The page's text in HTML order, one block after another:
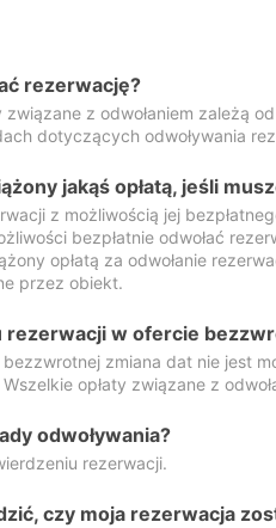
rezerwację?
związane z odwołaniem zależą
dotyczących odwoływania
jakąś opłatą, jeśli
z możliwością jej
bezpłatnie odwołać
opłatą za odwołanie
przez obiekt.
w ofercie
zmiana dat nie jest
opłaty związane z
odwoływania?
rezerwacji.
czy moja rezerwacja